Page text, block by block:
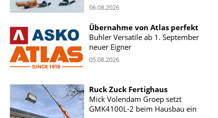
06.08.2026
Übernahme von Atlas perfekt
Buhler Versatile ab 1. September
neuer Eigner
05.08.2026
Ruck Zuck Fertighaus
Mick Volendam Groep setzt
GMK4100L-2 beim Hausbau ein